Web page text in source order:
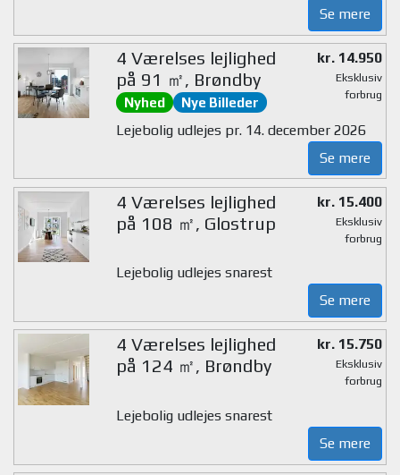
Se mere
4 Værelses lejlighed
på 91 ㎡, Brøndby
Nyhed Nye Billeder
kr. 14.950
Eksklusiv
forbrug
Lejebolig udlejes pr. 14. december 2026
Se mere
4 Værelses lejlighed
på 108 ㎡, Glostrup
kr. 15.400
Eksklusiv
forbrug
Lejebolig udlejes snarest
Se mere
4 Værelses lejlighed
på 124 ㎡, Brøndby
kr. 15.750
Eksklusiv
forbrug
Lejebolig udlejes snarest
Se mere